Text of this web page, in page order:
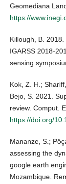
Geomediana
https://
Killough, B.
IGARSS 2018-
sensing
Kok, Z. H.;
Bejo, S. 2021.
review. Comput.
https://doi.org/
Mananze, S.;
assessing the
google earth
Mozambique.